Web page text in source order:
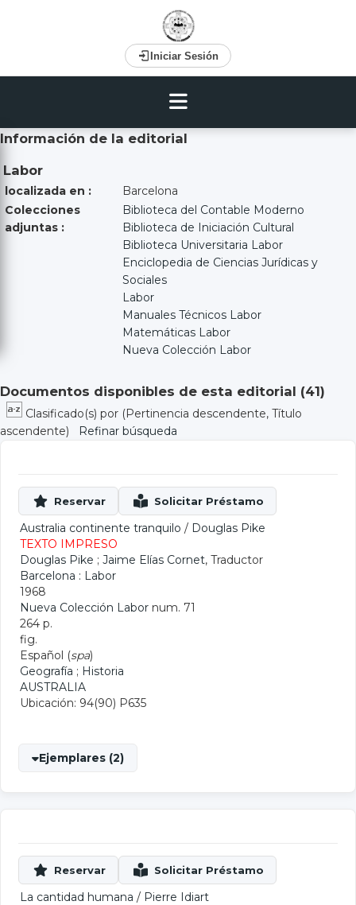
Iniciar Sesión
Información de la editorial
Labor
localizada en :
Barcelona
Colecciones
adjuntas :
Biblioteca del Contable Moderno
Biblioteca de Iniciación Cultural
Biblioteca Universitaria Labor
Enciclopedia de Ciencias Jurídicas y
Sociales
Labor
Manuales Técnicos Labor
Matemáticas Labor
Nueva Colección Labor
Documentos disponibles de esta editorial (41)
Clasificado(s) por (Pertinencia descendente, Título
ascendente)
Refinar búsqueda
Australia continente tranquilo / Douglas Pike
TEXTO IMPRESO
Douglas Pike ; Jaime Elías Cornet, Traductor
Barcelona : Labor
1968
Nueva Colección Labor num. 71
264 p.
fig.
Español (spa)
Geografía ; Historia
AUSTRALIA
Ubicación: 94(90) P635
Ejemplares (2)
La cantidad humana / Pierre Idiart